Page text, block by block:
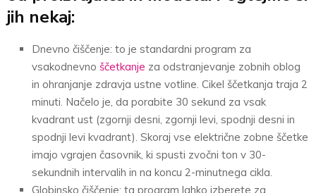
jih nekaj:
Dnevno čiščenje: to je standardni program za
vsakodnevno ščetkanje za odstranjevanje zobnih oblog
in ohranjanje zdravja ustne votline. Cikel ščetkanja traja 2
minuti. Načelo je, da porabite 30 sekund za vsak
kvadrant ust (zgornji desni, zgornji levi, spodnji desni in
spodnji levi kvadrant). Skoraj vse električne zobne ščetke
imajo vgrajen časovnik, ki spusti zvočni ton v 30-
sekundnih intervalih in na koncu 2-minutnega cikla.
Globinsko čiščenje: ta program lahko izberete za